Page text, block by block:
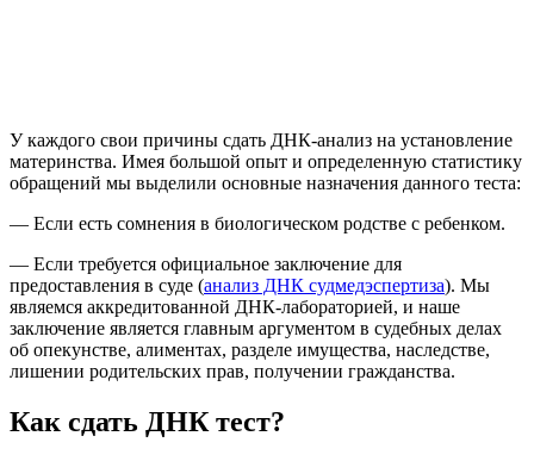
У каждого свои причины сдать ДНК-анализ на установление
материнства. Имея большой опыт и определенную статистику
обращений мы выделили основные назначения данного теста:
— Если есть сомнения в биологическом родстве с ребенком.
— Если требуется официальное заключение для
предоставления в суде (анализ ДНК судмедэспертиза). Мы
являемся аккредитованной ДНК-лабораторией, и наше
заключение является главным аргументом в судебных делах
об опекунстве, алиментах, разделе имущества, наследстве,
лишении родительских прав, получении гражданства.
Как сдать ДНК тест?